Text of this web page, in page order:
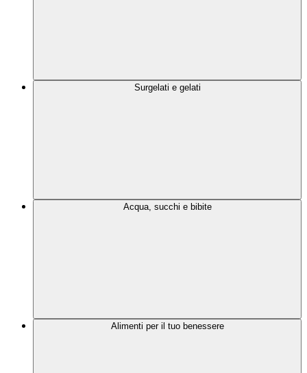
Surgelati e gelati
Acqua, succhi e bibite
Alimenti per il tuo benessere